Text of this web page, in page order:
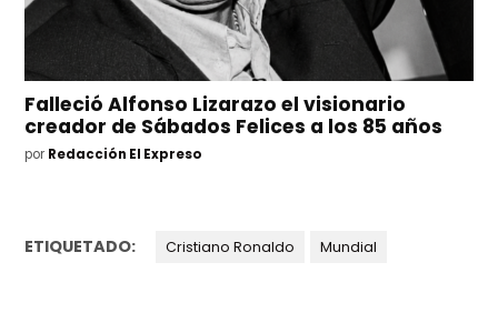
Falleció Alfonso Lizarazo el visionario
creador de Sábados Felices a los 85 años
por Redacción El Expreso
ETIQUETADO: Cristiano Ronaldo Mundial